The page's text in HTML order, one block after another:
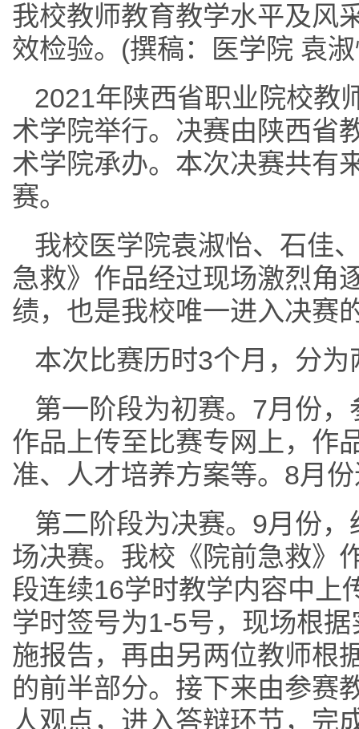
我校教师教育教学水平及风
效检验。(撰稿：医学院 袁
2021年陕西省职业院校教
术学院举行。决赛由陕西省
术学院承办。本次决赛共有
赛。
我校医学院袁淑怡、石佳
急救》作品经过现场激烈角
绩，也是我校唯一进入决赛
本次比赛历时3个月，分为
第一阶段为初赛。7月份
作品上传至比赛专网上，作
准、人才培养方案等。8月
第二阶段为决赛。9月份
场决赛。我校《院前急救》
段连续16学时教学内容中上
学时签号为1-5号，现场根
施报告，再由另两位教师根
的前半部分。接下来由参赛
人观点，进入答辩环节，完